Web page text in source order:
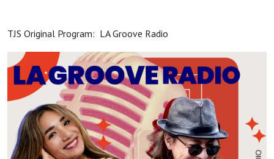
TJS Original Program: LA Groove Radio